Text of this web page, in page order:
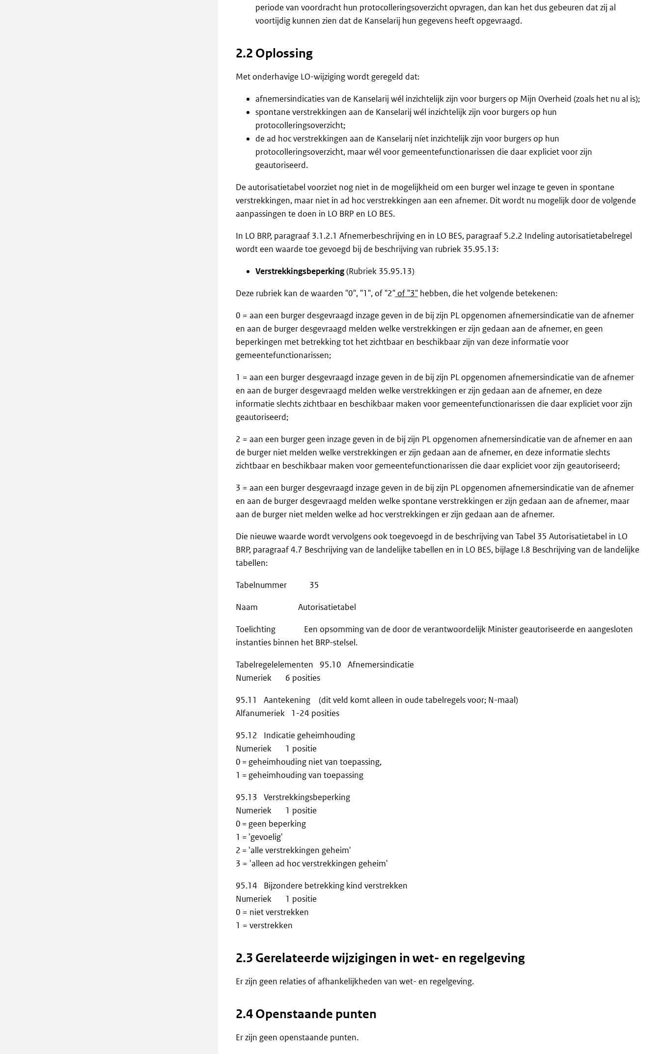
periode van voordracht hun protocolleringsoverzicht opvragen, dan kan het dus gebeuren dat zij al
voortijdig kunnen zien dat de Kanselarij hun gegevens heeft opgevraagd.
2.2 Oplossing
Met onderhavige LO-wijziging wordt geregeld dat:
afnemersindicaties van de Kanselarij wél inzichtelijk zijn voor burgers op Mijn Overheid (zoals het nu al is);
spontane verstrekkingen aan de Kanselarij wél inzichtelijk zijn voor burgers op hun
protocolleringsoverzicht;
de ad hoc verstrekkingen aan de Kanselarij níet inzichtelijk zijn voor burgers op hun
protocolleringsoverzicht, maar wél voor gemeentefunctionarissen die daar expliciet voor zijn
geautoriseerd.
De autorisatietabel voorziet nog niet in de mogelijkheid om een burger wel inzage te geven in spontane
verstrekkingen, maar niet in ad hoc verstrekkingen aan een afnemer. Dit wordt nu mogelijk door de volgende
aanpassingen te doen in LO BRP en LO BES.
In LO BRP, paragraaf 3.1.2.1 Afnemerbeschrijving en in LO BES, paragraaf 5.2.2 Indeling autorisatietabelregel
wordt een waarde toe gevoegd bij de beschrijving van rubriek 35.95.13:
Verstrekkingsbeperking(Rubriek 35.95.13)
Deze rubriek kan de waarden "0", "1", of "2"of "3"hebben, die het volgende betekenen:
0 = aan een burger desgevraagd inzage geven in de bij zijn PL opgenomen afnemersindicatie van de afnemer
en aan de burger desgevraagd melden welke verstrekkingen er zijn gedaan aan de afnemer, en geen
beperkingen met betrekking tot het zichtbaar en beschikbaar zijn van deze informatie voor
gemeentefunctionarissen;
1 = aan een burger desgevraagd inzage geven in de bij zijn PL opgenomen afnemersindicatie van de afnemer
en aan de burger desgevraagd melden welke verstrekkingen er zijn gedaan aan de afnemer, en deze
informatie slechts zichtbaar en beschikbaar maken voor gemeentefunctionarissen die daar expliciet voor zijn
geautoriseerd;
2 = aan een burger geen inzage geven in de bij zijn PL opgenomen afnemersindicatie van de afnemer en aan
de burger niet melden welke verstrekkingen er zijn gedaan aan de afnemer, en deze informatie slechts
zichtbaar en beschikbaar maken voor gemeentefunctionarissen die daar expliciet voor zijn geautoriseerd;
3 = aan een burger desgevraagd inzage geven in de bij zijn PL opgenomen afnemersindicatie van de afnemer
en aan de burger desgevraagd melden welke spontane verstrekkingen er zijn gedaan aan de afnemer, maar
aan de burger niet melden welke ad hoc verstrekkingen er zijn gedaan aan de afnemer.
Die nieuwe waarde wordt vervolgens ook toegevoegd in de beschrijving van Tabel 35 Autorisatietabel in LO
BRP, paragraaf 4.7 Beschrijving van de landelijke tabellen en in LO BES, bijlage I.8 Beschrijving van de landelijke
tabellen:
Tabelnummer 35
Naam Autorisatietabel
Toelichting Een opsomming van de door de verantwoordelijk Minister geauto­riseerde en aangesloten
instanties binnen het BRP-stelsel.
Tabelregelelementen 95.10 Afnemersindicatie
Numeriek 6 posities
95.11 Aantekening (dit veld komt alleen in oude tabelregels voor; N-maal)
Alfanumeriek 1-24 posities
95.12 Indicatie geheimhouding
Numeriek 1 positie
0 = geheimhouding niet van toepassing,
1 = geheimhouding van toepassing
95.13 Verstrekkingsbeperking
Numeriek 1 positie
0 = geen beperking
1 = 'gevoelig'
2 = 'alle verstrekkingen geheim'
3 = 'alleen ad hoc verstrekkingen geheim'
95.14 Bijzondere betrekking kind verstrekken
Numeriek 1 positie
0 = niet verstrekken
1 = verstrekken
2.3 Gerelateerde wijzigingen in wet- en regelgeving
Er zijn geen relaties of afhankelijkheden van wet- en regelgeving.
2.4 Openstaande punten
Er zijn geen openstaande punten.